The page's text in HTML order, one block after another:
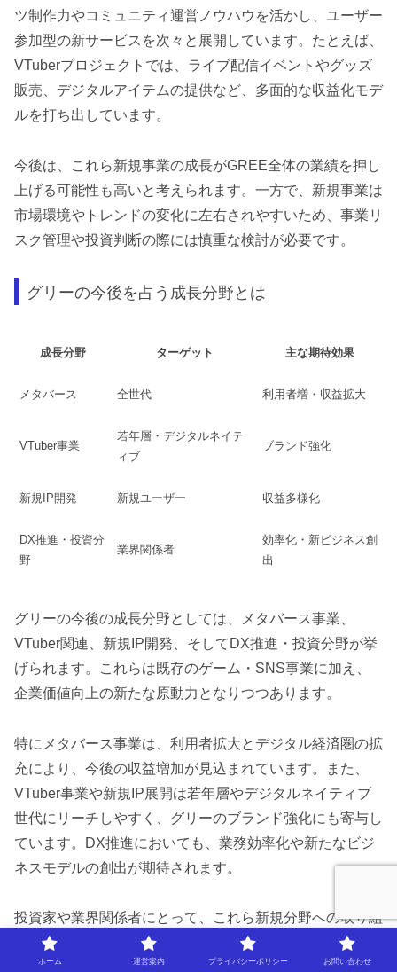
ツ制作力やコミュニティ運営ノウハウを活かし、ユーザー
参加型の新サービスを次々と展開しています。たとえば、
VTuberプロジェクトでは、ライブ配信イベントやグッズ
販売、デジタルアイテムの提供など、多面的な収益化モデ
ルを打ち出しています。
今後は、これら新規事業の成長がGREE全体の業績を押し
上げる可能性も高いと考えられます。一方で、新規事業は
市場環境やトレンドの変化に左右されやすいため、事業リ
スク管理や投資判断の際には慎重な検討が必要です。
グリーの今後を占う成長分野とは
成長分野 ターゲット 主な期待効果
メタバース 全世代 利用者増・収益拡大
VTuber事業
若年層・デジタルネイテ
ィブ
ブランド強化
新規IP開発 新規ユーザー 収益多様化
DX推進・投資分
野
業界関係者
効率化・新ビジネス創
出
グリーの今後の成長分野としては、メタバース事業、
VTuber関連、新規IP開発、そしてDX推進・投資分野が挙
げられます。これらは既存のゲーム・SNS事業に加え、
企業価値向上の新たな原動力となりつつあります。
特にメタバース事業は、利用者拡大とデジタル経済圏の拡
充により、今後の収益増加が見込まれています。また、
VTuber事業や新規IP展開は若年層やデジタルネイティブ
世代にリーチしやすく、グリーのブランド強化にも寄与し
ています。DX推進においても、業務効率化や新たなビジ
ネスモデルの創出が期待されます。
投資家や業界関係者にとって、これら新規分野への取り組
みは注目すべきポイントです。一方で、成長分野は競争が
激しく、技術革新や市場変動のリスクも存在します。今後
ホーム 運営案内 プライバシーポリシー お問い合わせ